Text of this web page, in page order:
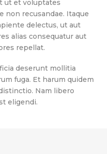
ut et voluptates
non recusandae. Itaque
delectus, ut aut
alias consequatur aut
repellat.
deserunt mollitia
fuga. Et harum quidem
Nam libero
eligendi.